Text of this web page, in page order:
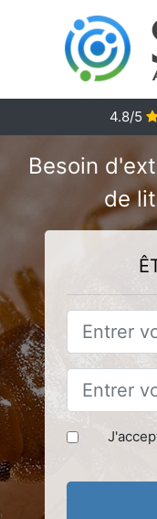
4.8/5
Besoin
de